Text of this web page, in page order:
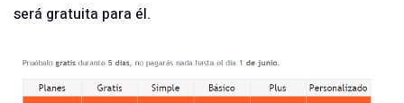
será gratuita para él.